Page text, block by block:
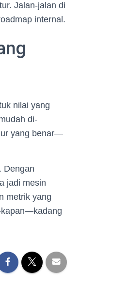
Jalan-jalan di
internal.
nilai yang
di-
yang benar—
Dengan
jadi mesin
metrik yang
kapan—kadang